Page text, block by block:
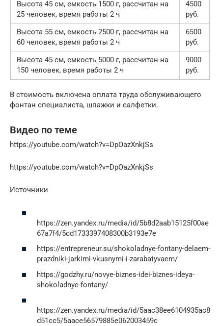
Высота 45 см, емкость 1500 г, рассчитан на
25 человек, время работы 2 ч
4500
руб.
Высота 55 см, емкость 2500 г, рассчитан на
60 человек, время работы 2 ч
6500
руб.
Высота 45 см, емкость 5000 г, рассчитан на
150 человек, время работы 2 ч
9000
руб.
В стоимость включена оплата труда обслуживающего
фонтан специалиста, шпажки и салфетки.
Видео по теме
https://youtube.com/watch?v=DpOazXnkjSs
https://youtube.com/watch?v=DpOazXnkjSs
Источники
https://zen.yandex.ru/media/id/5b8d2aab15125f00ae
67a7f4/5cd1733397408300b3193e7e
https://entrepreneur.su/shokoladnye-fontany-delaem-
prazdniki-jarkimi-vkusnymi-i-zarabatyvaem/
https://godzhy.ru/novye-biznes-idei-biznes-ideya-
shokoladnye-fontany/
https://zen.yandex.ru/media/id/5aac38ee6104935ac8
d51cc5/5aace56579885e062003459c